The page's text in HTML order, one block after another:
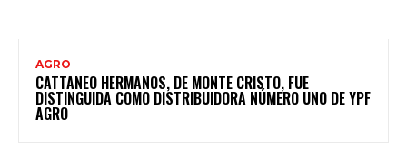
AGRO
CATTANEO HERMANOS, DE MONTE CRISTO, FUE
DISTINGUIDA COMO DISTRIBUIDORA NÚMERO UNO DE YPF
AGRO